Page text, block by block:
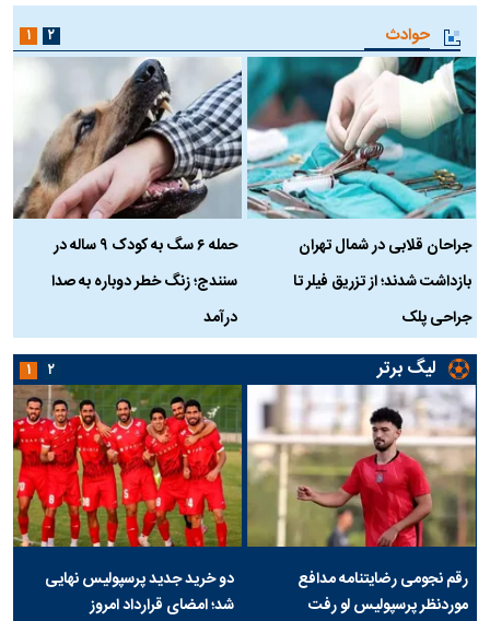
حوادث
جراحان قلابی در شمال تهران
بازداشت شدند؛ از تزریق فیلر تا
جراحی پلک
حمله ۶ سگ به کودک ۹ ساله در
سنندج؛ زنگ خطر دوباره به صدا
درآمد
۱ ۲
لیگ برتر
رقم نجومی رضایتنامه مدافع
موردنظر پرسپولیس لو رفت
دو خرید جدید پرسپولیس نهایی
شد؛ امضای قرارداد امروز
۱ ۲